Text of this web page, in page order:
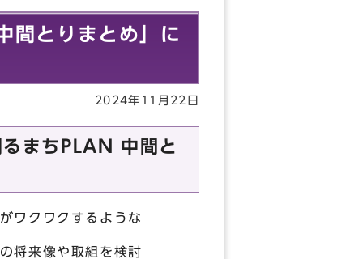
とりまとめ」に
2024年11月22日
まちPLAN 中間と
ワクワクするような
将来像や取組を検討